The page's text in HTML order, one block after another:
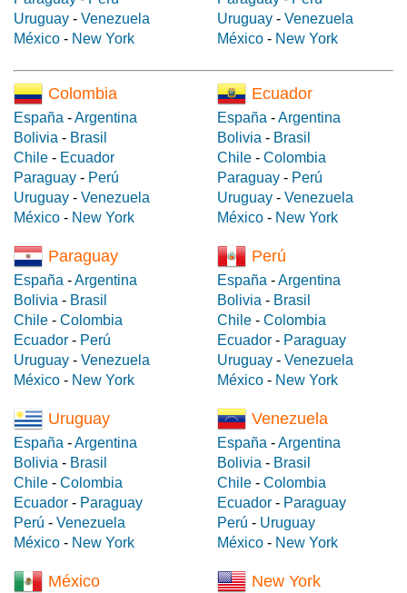
Uruguay - Venezuela
México - New York
Uruguay - Venezuela
México - New York
Colombia
España -Argentina
Bolivia - Brasil
Chile - Ecuador
Paraguay - Perú
Uruguay - Venezuela
México - New York
Ecuador
España -Argentina
Bolivia - Brasil
Chile - Colombia
Paraguay - Perú
Uruguay - Venezuela
México - New York
Paraguay
España -Argentina
Bolivia - Brasil
Chile - Colombia
Ecuador - Perú
Uruguay - Venezuela
México - New York
Perú
España -Argentina
Bolivia - Brasil
Chile - Colombia
Ecuador - Paraguay
Uruguay - Venezuela
México - New York
Uruguay
España -Argentina
Bolivia - Brasil
Chile - Colombia
Ecuador - Paraguay
Perú - Venezuela
México - New York
Venezuela
España -Argentina
Bolivia - Brasil
Chile - Colombia
Ecuador - Paraguay
Perú - Uruguay
México - New York
México New York